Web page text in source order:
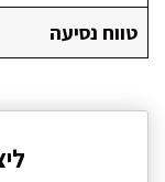
טווח נסיעה